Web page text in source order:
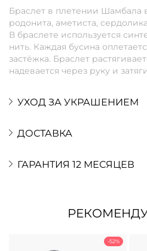
Браслет в плетении Шамбала
родонита, аметиста,
В браслете используется
нить. Каждая бусина
застёжка. Браслет
надевается через руку и
УХОД ЗА УКРАШЕНИЕМ
ДОСТАВКА
ГАРАНТИЯ 12 МЕСЯЦЕВ
-52%